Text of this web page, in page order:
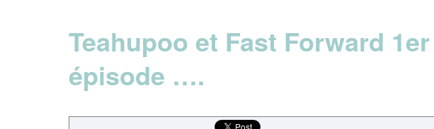
Teahupoo et Fast Forward 1er
épisode ….